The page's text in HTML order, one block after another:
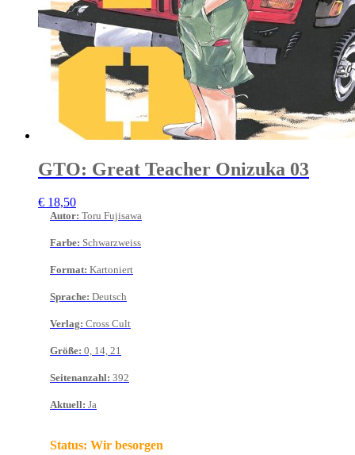
GTO: Great Teacher Onizuka 03
€ 18,50
Autor: Toru Fujisawa
Farbe: Schwarzweiss
Format: Kartoniert
Sprache: Deutsch
Verlag: Cross Cult
Größe: 0, 14, 21
Seitenanzahl: 392
Aktuell: Ja
Status: Wir besorgen